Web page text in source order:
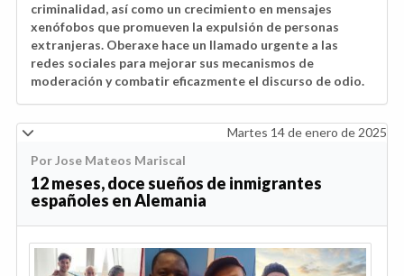
criminalidad, así como un crecimiento en mensajes
xenófobos que promueven la expulsión de personas
extranjeras. Oberaxe hace un llamado urgente a las
redes sociales para mejorar sus mecanismos de
moderación y combatir eficazmente el discurso de odio.
Martes 14 de enero de 2025
Por Jose Mateos Mariscal
12 meses, doce sueños de inmigrantes
españoles en Alemania